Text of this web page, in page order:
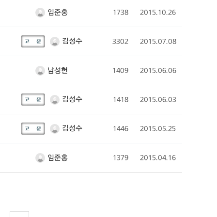
임준홍 1738 2015.10.26
김성수 3302 2015.07.08
남성헌 1409 2015.06.06
김성수 1418 2015.06.03
김성수 1446 2015.05.25
임준홍 1379 2015.04.16